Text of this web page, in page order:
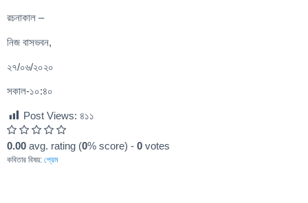
রচনাকাল –
নিজ বাসভবন,
২৭/০৬/২০২০
সকাল-১০:৪০
Post Views: ৪১১
0.00 avg. rating (0% score) - 0 votes
কবিতার বিষয়: প্রেম